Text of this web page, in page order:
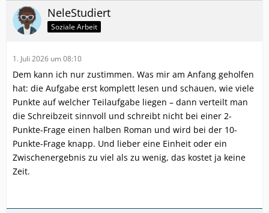
NeleStudiert
Soziale Arbeit
1. Juli 2026 um 08:10
Dem kann ich nur zustimmen. Was mir am Anfang geholfen
hat: die Aufgabe erst komplett lesen und schauen, wie viele
Punkte auf welcher Teilaufgabe liegen – dann verteilt man
die Schreibzeit sinnvoll und schreibt nicht bei einer 2-
Punkte-Frage einen halben Roman und wird bei der 10-
Punkte-Frage knapp. Und lieber eine Einheit oder ein
Zwischenergebnis zu viel als zu wenig, das kostet ja keine
Zeit.